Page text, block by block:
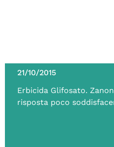
21/10/2015
Erbicida Glifosato.
risposta poco